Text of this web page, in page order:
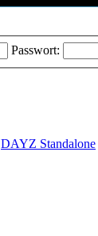
Passwort:
DAYZ Standalone